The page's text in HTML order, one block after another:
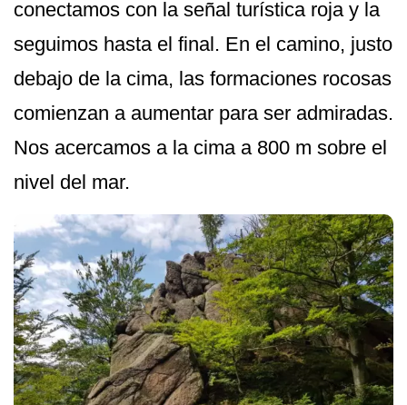
conectamos con la señal turística roja y la
seguimos hasta el final. En el camino, justo
debajo de la cima, las formaciones rocosas
comienzan a aumentar para ser admiradas.
Nos acercamos a la cima a 800 m sobre el
nivel del mar.